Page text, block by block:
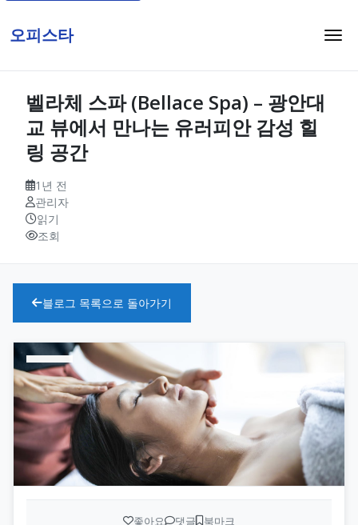
오피스타
벨라체 스파 (Bellace Spa) – 광안대
교 뷰에서 만나는 유러피안 감성 힐
링 공간
1년 전
관리자
읽기
조회
블로그 목록으로 돌아가기
좋아요 댓글 북마크